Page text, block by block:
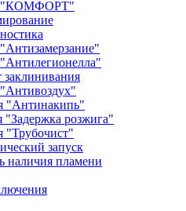
"КОМФОРТ"
заклинивания
"Антинакипь"
"Задержка розжига"
"Трубочист"
запуск
наличия пламени